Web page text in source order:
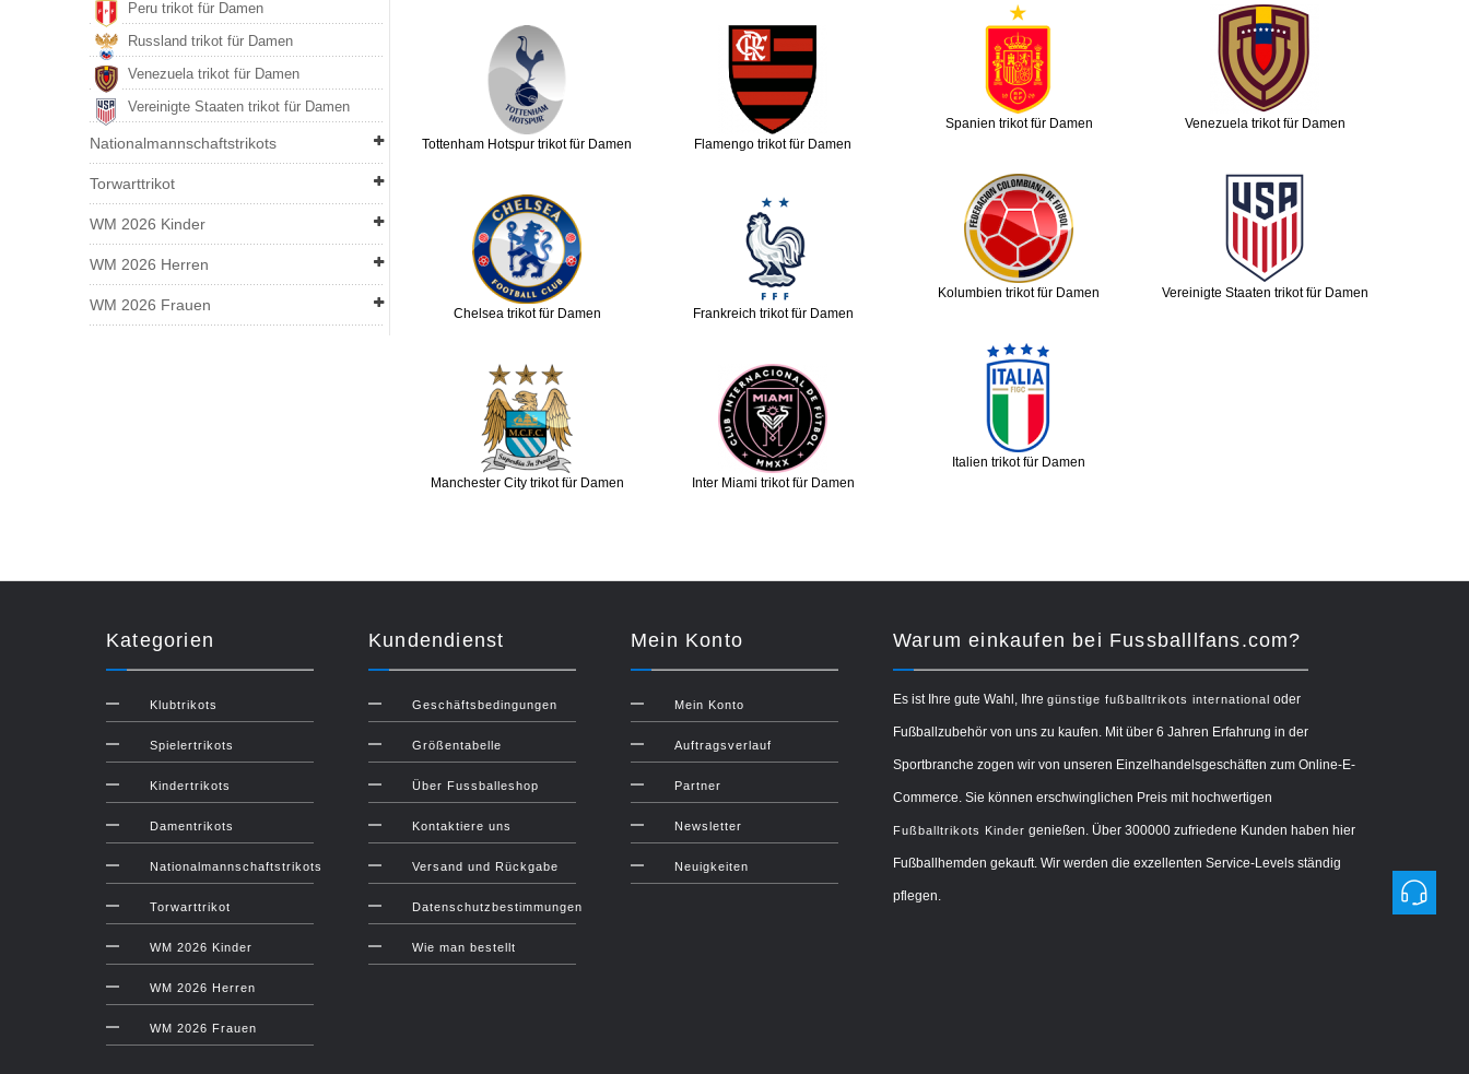
Peru trikot für Damen
Russland trikot für Damen
Venezuela trikot für Damen
Vereinigte Staaten trikot für Damen
Nationalmannschaftstrikots
Torwarttrikot
WM 2026 Kinder
WM 2026 Herren
WM 2026 Frauen
Tottenham Hotspur trikot für Damen
Chelsea trikot für Damen
Manchester City trikot für Damen
Flamengo trikot für Damen
Frankreich trikot für Damen
Inter Miami trikot für Damen
Spanien trikot für Damen
Kolumbien trikot für Damen
Italien trikot für Damen
Venezuela trikot für Damen
Vereinigte Staaten trikot für Damen
Kategorien
Klubtrikots
Spielertrikots
Kindertrikots
Damentrikots
Nationalmannschaftstrikots
Torwarttrikot
WM 2026 Kinder
WM 2026 Herren
WM 2026 Frauen
Kundendienst
Geschäftsbedingungen
Größentabelle
Über Fussballeshop
Kontaktiere uns
Versand und Rückgabe
Datenschutzbestimmungen
Wie man bestellt
Mein Konto
Mein Konto
Auftragsverlauf
Partner
Newsletter
Neuigkeiten
Warum einkaufen bei Fussballlfans.com?
Es ist Ihre gute Wahl, Ihre günstige fußballtrikots international oder
Fußballzubehör von uns zu kaufen. Mit über 6 Jahren Erfahrung in der
Sportbranche zogen wir von unseren Einzelhandelsgeschäften zum Online-E-
Commerce. Sie können erschwinglichen Preis mit hochwertigen
Fußballtrikots Kinder genießen. Über 300000 zufriedene Kunden haben hier
Fußballhemden gekauft. Wir werden die exzellenten Service-Levels ständig
pflegen.